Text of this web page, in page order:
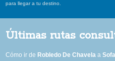
para llegar a tu destino.
Últimas rutas
Cómo ir de Robledo De Chavela a